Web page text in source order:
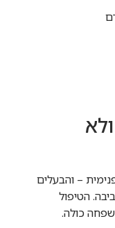
– והבעלים
הטיפול
כולה.